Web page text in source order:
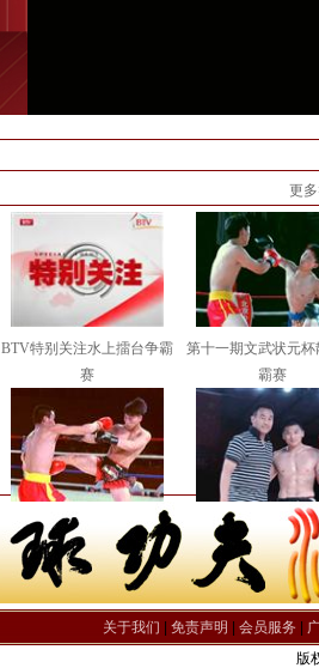
更
BTV特别关注水上擂台争霸
赛
第十一期文武状元杯
霸赛
第九期文武状元杯散打争霸
赛
第八期文武状元杯
关于我们 免责声明 会员服务
版